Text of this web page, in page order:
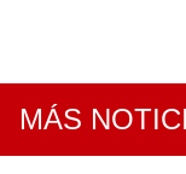
MÁS